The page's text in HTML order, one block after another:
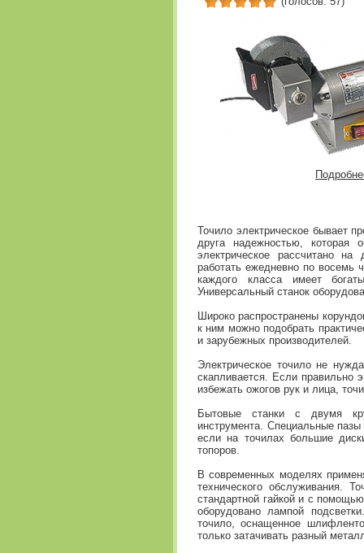
Точило электрическое бывает
друга надежностью, которая
электрическое рассчитано
работать ежедневно по восемь
каждого класса имеет
Универсальный станок
Широко распространены
к ним можно подобрать
и зарубежных производителей.
Электрическое точило не
скапливается. Если правильно
избежать ожогов рук и лица,
Бытовые станки с двумя
инструмента. Специальные
если на точилах большие
топоров.
В современных моделях
технического обслуживания.
стандартной гайкой и с
оборудовано лампой
точило, оснащенное
только затачивать разный